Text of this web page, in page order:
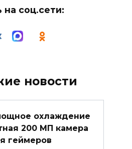
соц.сети:
новости
охлаждение
200 МП камера
геймеров